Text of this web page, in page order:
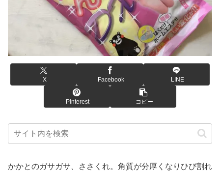
X Facebook LINE
Pinterest コピー
かかとのガサガサ、ささくれ。角質が分厚くなりひび割れ